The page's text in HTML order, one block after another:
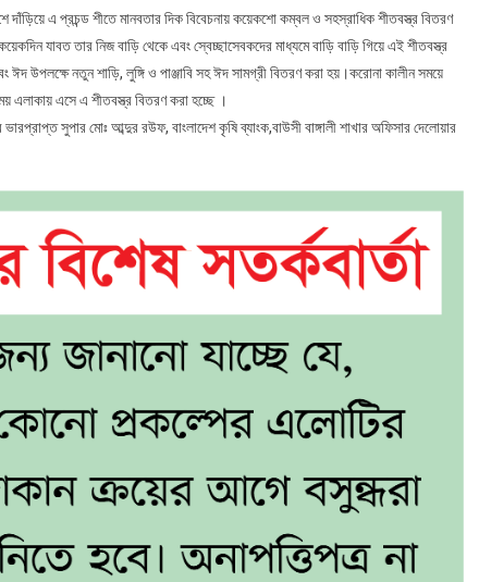
দাঁড়িয়ে এ প্রচন্ড শীতে মানবতার দিক বিবেচনায় কয়েকশো কম্বল ও সহস্রাধিক শীতবস্ত্র বিতরণ
যাবত তার নিজ বাড়ি থেকে এবং স্বেচ্ছাসেবকদের মাধ্যমে বাড়ি বাড়ি গিয়ে এই শীতবস্ত্র
ঈদ উপলক্ষে নতুন শাড়ি, লুঙ্গি ও পাঞ্জাবি সহ ঈদ সামগ্রী বিতরণ করা হয়।করোনা কালীন সময়ে
এলাকায় এসে এ শীতবস্ত্র বিতরণ করা হচ্ছে ।
সুপার মোঃ আব্দুর রউফ, বাংলাদেশ কৃষি ব্যাংক,বাউসী বাঙ্গালী শাখার অফিসার দেলোয়ার